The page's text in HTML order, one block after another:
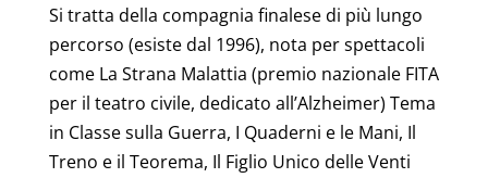
Si tratta della compagnia finalese di più lungo
percorso (esiste dal 1996), nota per spettacoli
come La Strana Malattia (premio nazionale FITA
per il teatro civile, dedicato all’Alzheimer) Tema
in Classe sulla Guerra, I Quaderni e le Mani, Il
Treno e il Teorema, Il Figlio Unico delle Venti